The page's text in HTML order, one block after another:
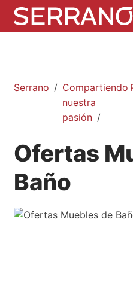
Serrano
Compartiendo
nuestra
pasión
Ofertas
Baño